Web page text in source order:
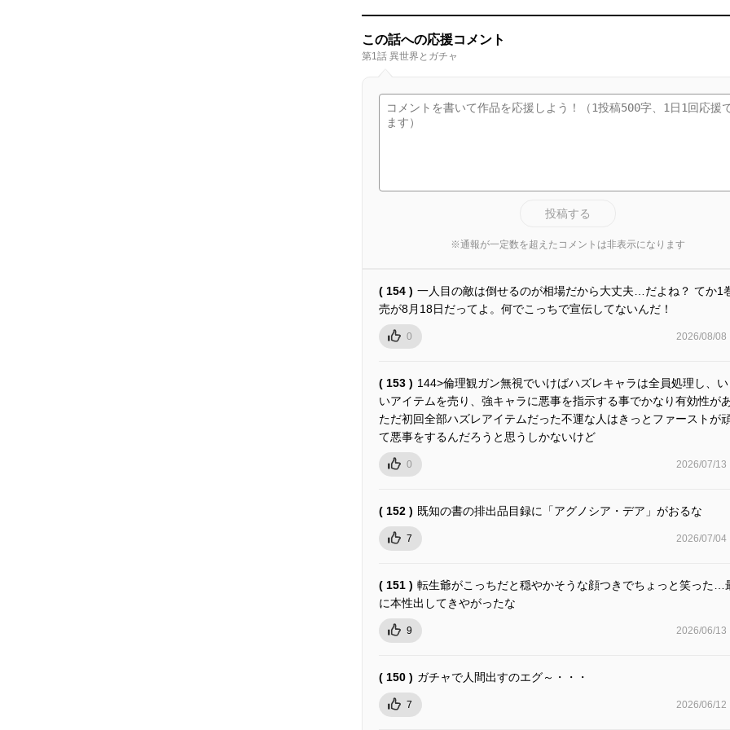
この話への応援コメント
第1話 異世界とガチャ
投稿する
※通報が一定数を超えたコメントは非表示になります
( 154 ) 一人目の敵は倒せるのが相場だから大丈夫…だよね？ てか1
売が8月18日だってよ。何でこっちで宣伝してないんだ！
0 2026/08/08
( 153 ) 144>倫理観ガン無視でいけばハズレキャラは全員処理し、
いアイテムを売り、強キャラに悪事を指示する事でかなり有効性があ
ただ初回全部ハズレアイテムだった不運な人はきっとファーストが
て悪事をするんだろうと思うしかないけど
0 2026/07/13
( 152 ) 既知の書の排出品目録に「アグノシア・デア」がおるな
7 2026/07/04
( 151 ) 転生爺がこっちだと穏やかそうな顔つきでちょっと笑った…
に本性出してきやがったな
9 2026/06/13
( 150 ) ガチャで人間出すのエグ～・・・
7 2026/06/12